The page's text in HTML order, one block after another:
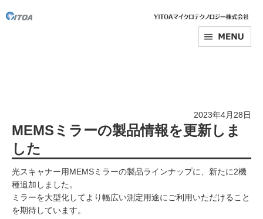
2023年4月28日
MEMSミラーの製品情報を更新しま
した
光スキャナー用MEMSミラーの製品ラインナップに、新たに2機
種追加しました。
ミラーを大型化してより幅広い測定用途にご利用いただけること
を期待しています。